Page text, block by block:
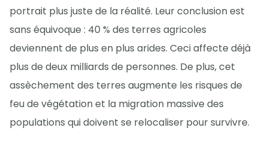
portrait plus juste de la réalité. Leur conclusion est
sans équivoque : 40 % des terres agricoles
deviennent de plus en plus arides. Ceci affecte déjà
plus de deux milliards de personnes. De plus, cet
assèchement des terres augmente les risques de
feu de végétation et la migration massive des
populations qui doivent se relocaliser pour survivre.